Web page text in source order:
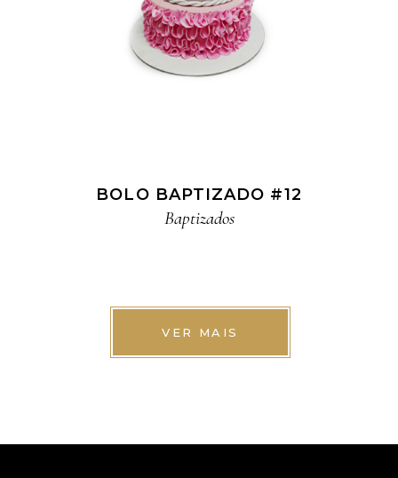
BOLO BAPTIZADO #12
Baptizados
VER MAIS